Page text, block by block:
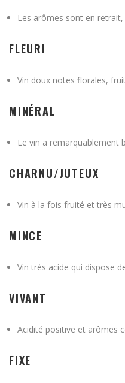
Les arômes sont en
FLEURI
Vin doux notes florales,
MINÉRAL
Le vin a remarquablement
CHARNU/JUTEUX
Vin à la fois fruité et très
MINCE
Vin très acide qui dispose
VIVANT
Acidité positive et arômes
FIXE